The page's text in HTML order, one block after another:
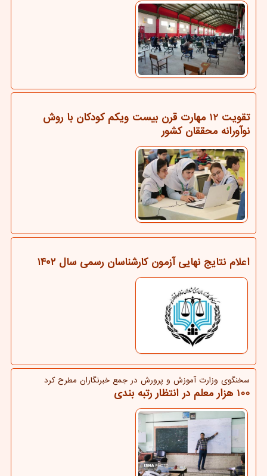
تقویت 12 مهارت قرن بیست ویکم کودکان با روش
نوآورانه محققان کشور
اعلام نتایج نهایی آزمون کارشناسان رسمی سال ۱۴۰۲
سخنگوی وزارت آموزش و پرورش در جمع خبرنگاران مطرح كرد
100 هزار معلم در انتظار رتبه بندی